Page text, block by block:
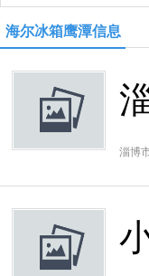
海尔冰箱鹰潭信息
淄博